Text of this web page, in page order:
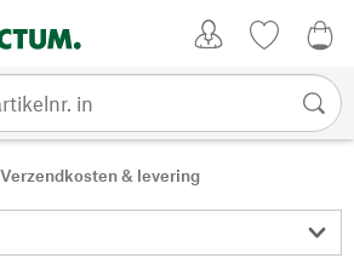
Verzendkosten & levering